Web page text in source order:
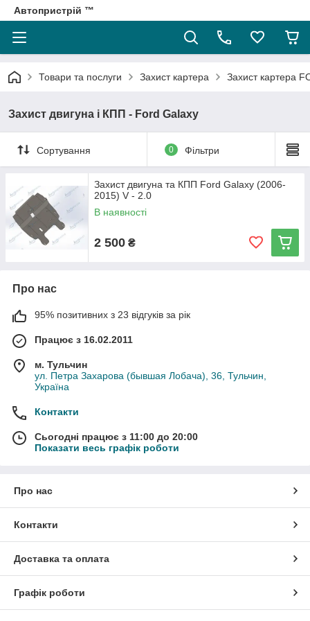
Автопристрій ™
Товари та послуги Захист картера Захист картера
Захист двигуна і КПП - Ford Galaxy
Сортування 0 Фільтри
Захист двигуна та КПП Ford Galaxy (2006-
2015) V - 2.0
В наявності
2 500 ₴
Про нас
95% позитивних з 23 відгуків за рік
Працює з 16.02.2011
м. Тульчин
ул. Петра Захарова (бывшая Лобача), 36, Тульчин,
Україна
Контакти
Сьогодні працює з 11:00 до 20:00
Показати весь графік роботи
Про нас
Контакти
Доставка та оплата
Графік роботи